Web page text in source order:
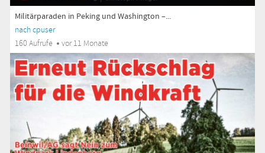
Militärparaden in Peking und Washington –...
nach cpuser
160 Aufrufe
vor 11 Monate